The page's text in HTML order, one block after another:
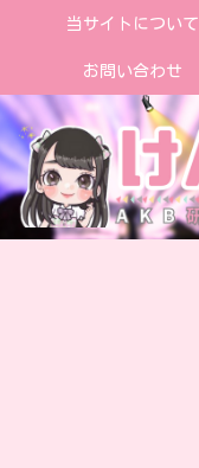
当サイトについて
お問い合わせ